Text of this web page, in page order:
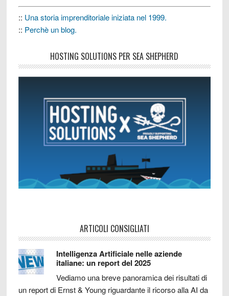
:: Una storia imprenditoriale iniziata nel 1999.
:: Perchè un blog.
HOSTING SOLUTIONS PER SEA SHEPHERD
ARTICOLI CONSIGLIATI
Intelligenza Artificiale nelle aziende
italiane: un report del 2025
Vediamo una breve panoramica dei risultati di
un report di Ernst & Young riguardante il ricorso alla AI da